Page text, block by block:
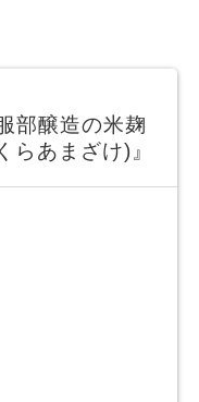
部醸造の米麹
らあまざけ)』